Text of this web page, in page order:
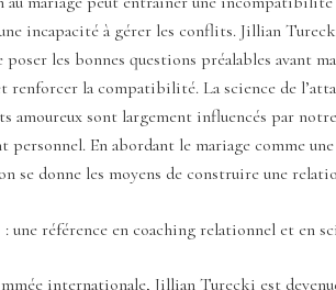
incapacité à gérer les conflits. Jillian
poser les bonnes questions préalables avant
renforcer la compatibilité. La science de
amoureux sont largement influencés par
personnel. En abordant le mariage comme
se donne les moyens de construire une
une référence en coaching relationnel et en
internationale, Jillian Turecki est